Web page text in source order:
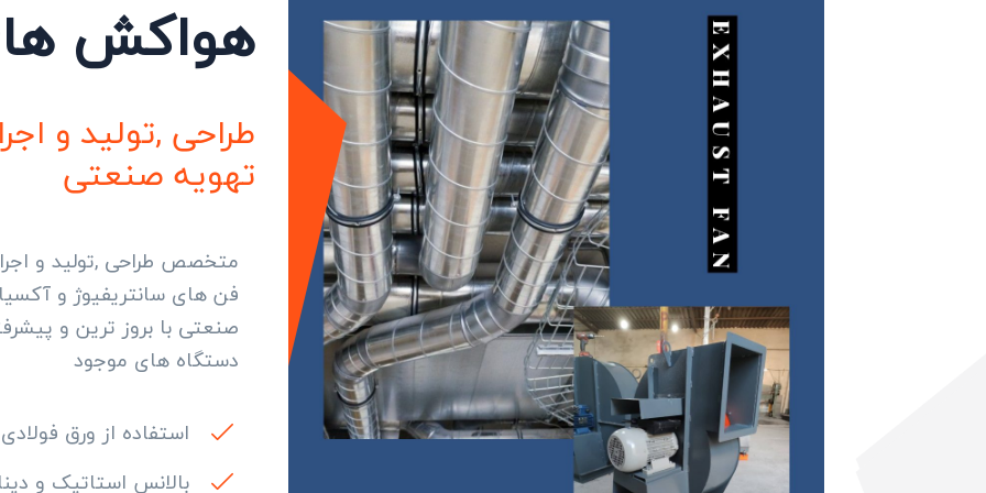
هواکش
طراحی ,تولید و
تهویه صنعتی
متخصص طراحی ,تولید و
فن های سانتریفیوژ و
صنعتی با بروز ترین و
دستگاه های موجود
استفاده از ورق فولادی
بالانس استاتیک و
فن های
بکوارد یکطرفه
تولید انواع فن های
هوای تازه فوروارد